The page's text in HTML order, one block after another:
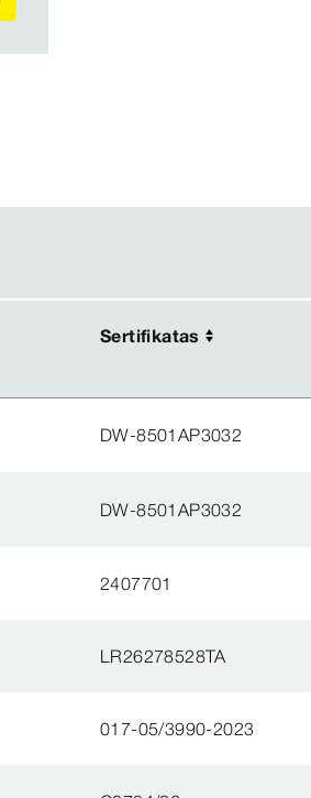
Sertifikatas
Sertifikatas
DW-8501AP3032
DW-8501AP3032
2407701
LR26278528TA
017-05/3990-2023